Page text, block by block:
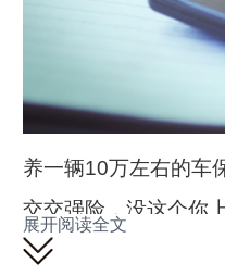
养一辆10万左右的车
交交强险，没这个你
950元（6座以下），
展开阅读全文